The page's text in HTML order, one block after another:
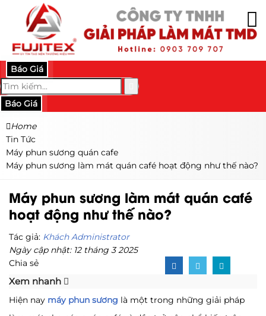
Báo Giá
Báo Giá
Home
Tin Tức
Máy phun sương quán cafe
Máy phun sương làm mát quán café hoạt động như thế nào?
Máy phun sương làm mát quán café
hoạt động như thế nào?
Tác giả: Khách Administrator
Ngày cập nhật: 12 tháng 3 2025
Chia sẻ
Xem nhanh
Hiện nay máy phun sương là một trong những giải pháp